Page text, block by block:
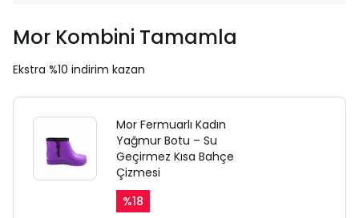
Mor Kombini Tamamla
Ekstra %10 indirim kazan
Mor Fermuarlı Kadın
Yağmur Botu – Su
Geçirmez Kısa Bahçe
Çizmesi
%18